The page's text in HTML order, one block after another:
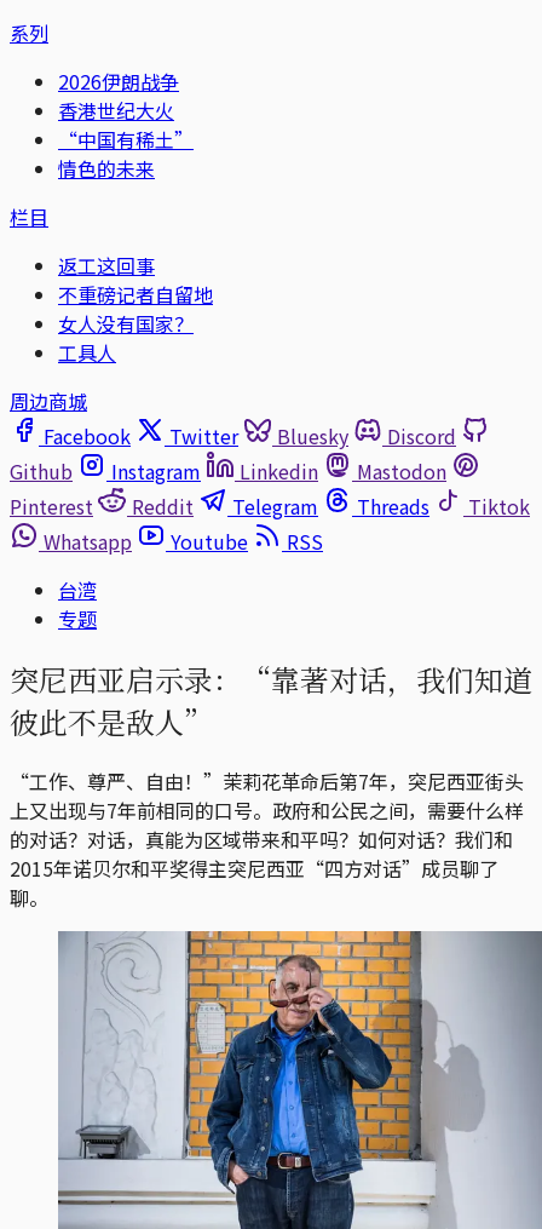
系列
2026伊朗战争
香港世纪大火
“中国有稀土”
情色的未来
栏目
返工这回事
不重磅记者自留地
女人没有国家？
工具人
周边商城
Facebook
Twitter Bluesky
Discord
Github
Instagram Linkedin
Mastodon
Pinterest
Reddit Telegram Threads
Tiktok
Whatsapp
Youtube
RSS
台湾
专题
突尼西亚启示录：“靠著对话，我们知道
彼此不是敌人”
“工作、尊严、自由！”茉莉花革命后第7年，突尼西亚街头
上又出现与7年前相同的口号。政府和公民之间，需要什么样
的对话？对话，真能为区域带来和平吗？如何对话？我们和
2015年诺贝尔和平奖得主突尼西亚“四方对话”成员聊了
聊。